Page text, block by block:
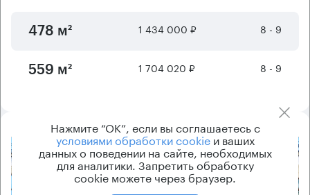
478 м² 1 434 000 ₽ 8 - 9
559 м² 1 704 020 ₽ 8 - 9
8.2
Нажмите “ОК”, если вы соглашаетесь с
условиями обработки cookieи ваших
данных о поведении на сайте, необходимых
для аналитики. Запретить обработку
cookie можете через браузер.